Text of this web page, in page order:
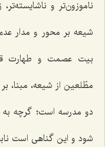
ناموزون‌تر و
شيعه بر محور و مدار
بيت عصمت و طهارت
مطّلعين از شيعه، مبنا،
دو مدرسه است؛ گرچه
‌شود و اين گناهى است